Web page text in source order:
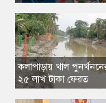
কলাপাড়ায় খাল
২৫ লাখ টাকা ফেরত